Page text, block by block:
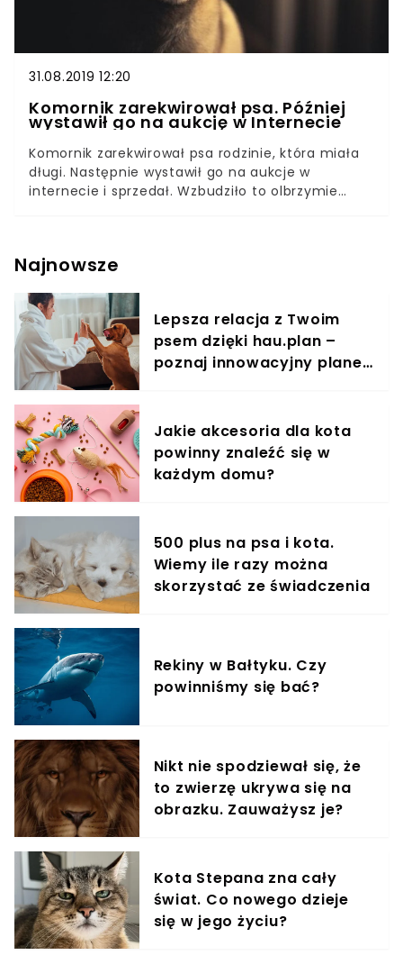
31.08.2019 12:20
Komornik zarekwirował psa. Później
wystawił go na aukcję w Internecie
Komornik zarekwirował psa rodzinie, która miała
długi. Następnie wystawił go na aukcje w
internecie i sprzedał. Wzbudziło to olbrzymie
to, co spotkało tą rodzinę jest szokujące. Pewna
swojego psa, więc komornik musiał zarekwirować
czworonoga. Potem sprzedał go w internecie.
Najnowsze
Lepsza relacja z Twoim
psem dzięki hau.plan –
poznaj innowacyjny planer
Jakie akcesoria dla kota
powinny znaleźć się w
każdym domu?
500 plus na psa i kota.
Wiemy ile razy można
skorzystać ze świadczenia
Rekiny w Bałtyku. Czy
powinniśmy się bać?
Nikt nie spodziewał się, że
to zwierzę ukrywa się na
obrazku. Zauważysz je?
Kota Stepana zna cały
świat. Co nowego dzieje
się w jego życiu?